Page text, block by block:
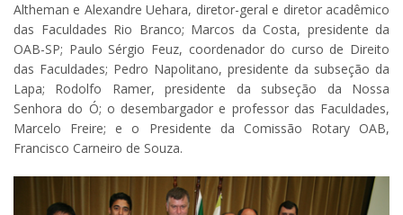
Altheman e Alexandre Uehara, diretor-geral e diretor acadêmico
das Faculdades Rio Branco; Marcos da Costa, presidente da
OAB-SP; Paulo Sérgio Feuz, coordenador do curso de Direito
das Faculdades; Pedro Napolitano, presidente da subseção da
Lapa; Rodolfo Ramer, presidente da subseção da Nossa
Senhora do Ó; o desembargador e professor das Faculdades,
Marcelo Freire; e o Presidente da Comissão Rotary OAB,
Francisco Carneiro de Souza.